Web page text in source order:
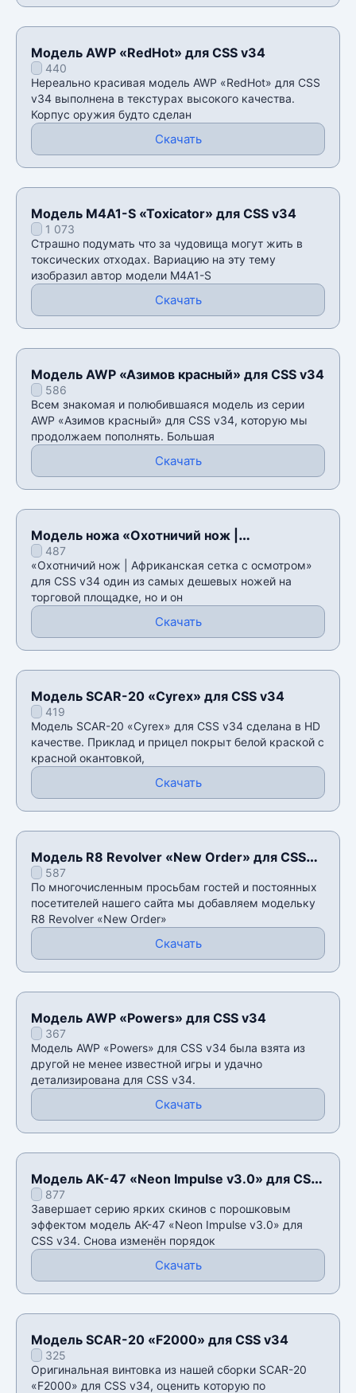
Модель AWP «RedHot» для CSS v34
440
Нереально красивая модель AWP «RedHot» для CSS
v34 выполнена в текстурах высокого качества.
Корпус оружия будто сделан
Скачать
Модель M4A1-S «Toxicator» для CSS v34
1 073
Страшно подумать что за чудовища могут жить в
токсических отходах. Вариацию на эту тему
изобразил автор модели M4A1-S
Скачать
Модель AWP «Азимов красный» для CSS v34
586
Всем знакомая и полюбившаяся модель из серии
AWP «Азимов красный» для CSS v34, которую мы
продолжаем пополнять. Большая
Скачать
Модель ножа «Охотничий нож |
Африканская сетка с осмотром» для CSS
v34
487
«Охотничий нож | Африканская сетка с осмотром»
для CSS v34 один из самых дешевых ножей на
торговой площадке, но и он
Скачать
Модель SCAR-20 «Сyrex» для CSS v34
419
Модель SCAR-20 «Сyrex» для CSS v34 сделана в HD
качестве. Приклад и прицел покрыт белой краской с
красной окантовкой,
Скачать
Модель R8 Revolver «New Order» для CSS
v34587
По многочисленным просьбам гостей и постоянных
посетителей нашего сайта мы добавляем модельку
R8 Revolver «New Order»
Скачать
Модель AWP «Powers» для CSS v34
367
Модель AWP «Powers» для CSS v34 была взята из
другой не менее известной игры и удачно
детализирована для CSS v34.
Скачать
Модель AK-47 «Neon Impulse v3.0» для CSS
v34877
Завершает серию ярких скинов с порошковым
эффектом модель AK-47 «Neon Impulse v3.0» для
CSS v34. Снова изменëн порядок
Скачать
Модель SCAR-20 «F2000» для CSS v34
325
Оригинальная винтовка из нашей сборки SCAR-20
«F2000» для CSS v34, оценить которую по